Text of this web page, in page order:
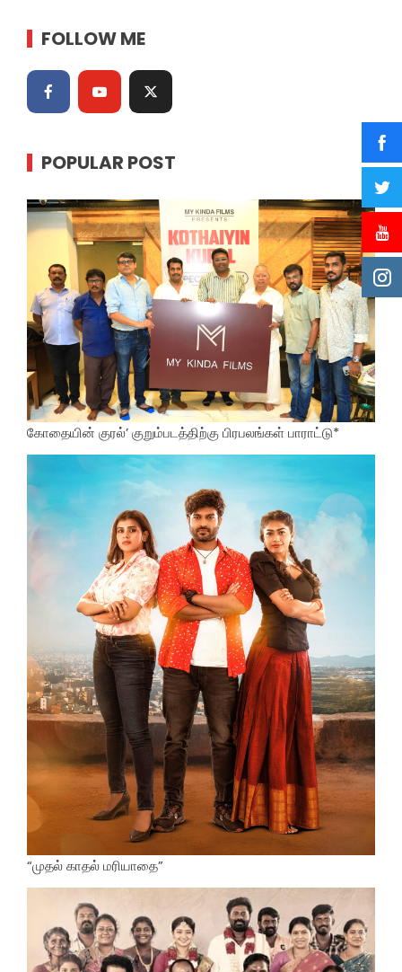
FOLLOW ME
POPULAR POST
கோதையின் குரல்’ குறும்படத்திற்கு பிரபலங்கள் பாராட்டு*
“முதல் காதல் மரியாதை”